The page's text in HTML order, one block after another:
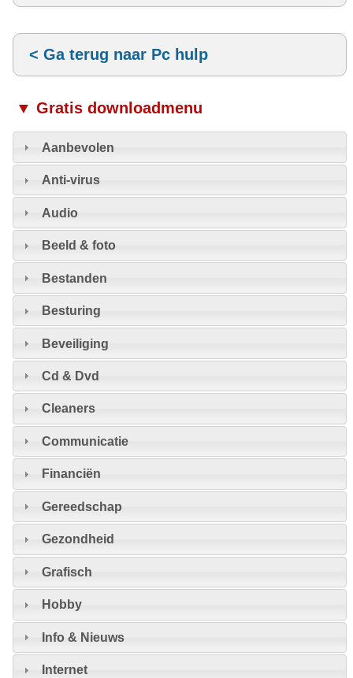
< Ga terug naar Pc hulp
▼ Gratis downloadmenu
Aanbevolen
Anti-virus
Audio
Beeld & foto
Bestanden
Besturing
Beveiliging
Cd & Dvd
Cleaners
Communicatie
Financiën
Gereedschap
Gezondheid
Grafisch
Hobby
Info & Nieuws
Internet